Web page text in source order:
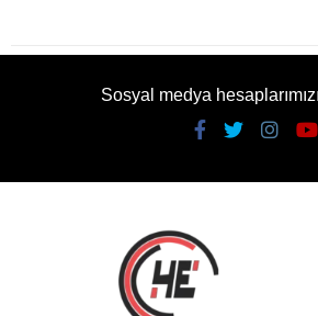
Sosyal medya